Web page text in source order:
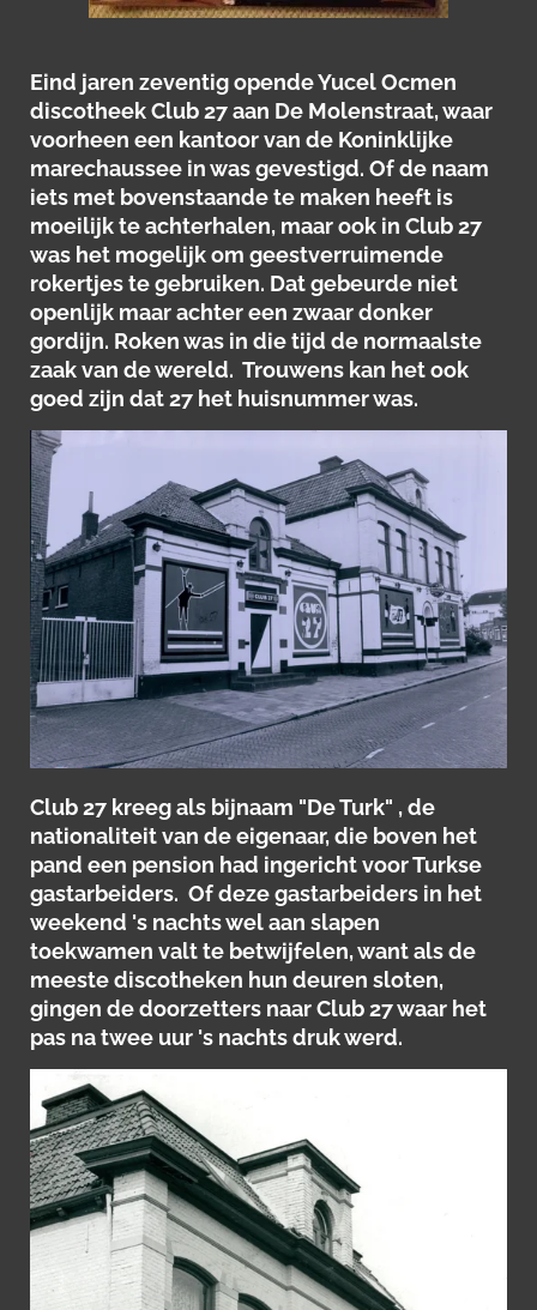
Eind jaren zeventig opende Yucel Ocmen
discotheek Club 27 aan De Molenstraat, waar
voorheen een kantoor van de Koninklijke
marechaussee in was gevestigd. Of de naam
iets met bovenstaande te maken heeft is
moeilijk te achterhalen, maar ook in Club 27
was het mogelijk om geestverruimende
rokertjes te gebruiken. Dat gebeurde niet
openlijk maar achter een zwaar donker
gordijn. Roken was in die tijd de normaalste
zaak van de wereld. Trouwens kan het ook
goed zijn dat 27 het huisnummer was.
Club 27 kreeg als bijnaam "De Turk" , de
nationaliteit van de eigenaar, die boven het
pand een pension had ingericht voor Turkse
gastarbeiders. Of deze gastarbeiders in het
weekend 's nachts wel aan slapen
toekwamen valt te betwijfelen, want als de
meeste discotheken hun deuren sloten,
gingen de doorzetters naar Club 27 waar het
pas na twee uur 's nachts druk werd.